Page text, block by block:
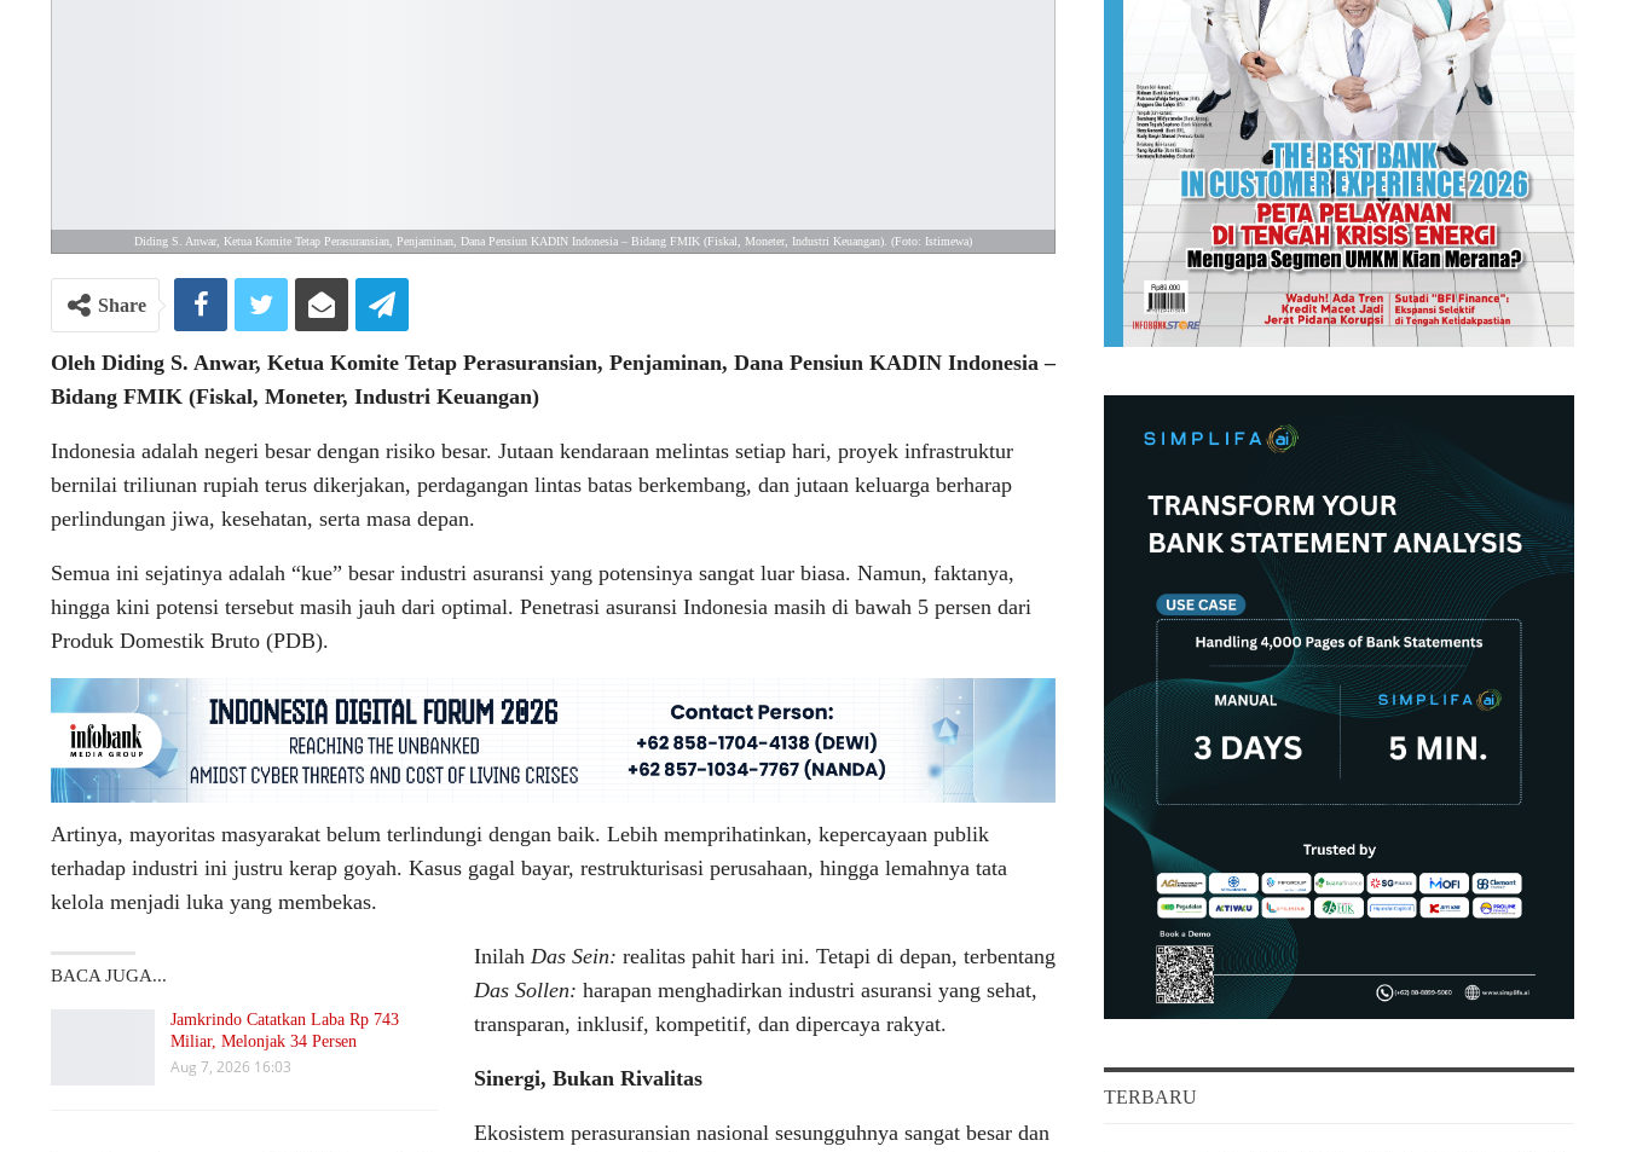
Diding S. Anwar, Ketua Komite Tetap Perasuransian, Penjaminan, Dana Pensiun KADIN Indonesia – Bidang FMIK (Fiskal, Moneter, Industri Keuangan). (Foto: Istimewa)
Share
Oleh Diding S. Anwar, Ketua Komite Tetap Perasuransian, Penjaminan, Dana Pensiun KADIN Indonesia –
Bidang FMIK (Fiskal, Moneter, Industri Keuangan)
Indonesia adalah negeri besar dengan risiko besar. Jutaan kendaraan melintas setiap hari, proyek infrastruktur
bernilai triliunan rupiah terus dikerjakan, perdagangan lintas batas berkembang, dan jutaan keluarga berharap
perlindungan jiwa, kesehatan, serta masa depan.
Semua ini sejatinya adalah “kue” besar industri asuransi yang potensinya sangat luar biasa. Namun, faktanya,
hingga kini potensi tersebut masih jauh dari optimal. Penetrasi asuransi Indonesia masih di bawah 5 persen dari
Produk Domestik Bruto (PDB).
Artinya, mayoritas masyarakat belum terlindungi dengan baik. Lebih memprihatinkan, kepercayaan publik
terhadap industri ini justru kerap goyah. Kasus gagal bayar, restrukturisasi perusahaan, hingga lemahnya tata
kelola menjadi luka yang membekas.
BACA JUGA...
Jamkrindo Catatkan Laba Rp 743
Miliar, Melonjak 34 Persen
Aug 7, 2026 16:03
Inilah Das Sein: realitas pahit hari ini. Tetapi di depan, terbentang
Das Sollen: harapan menghadirkan industri asuransi yang sehat,
transparan, inklusif, kompetitif, dan dipercaya rakyat.
Sinergi, Bukan Rivalitas
Ekosistem perasuransian nasional sesungguhnya sangat besar dan
TERBARU